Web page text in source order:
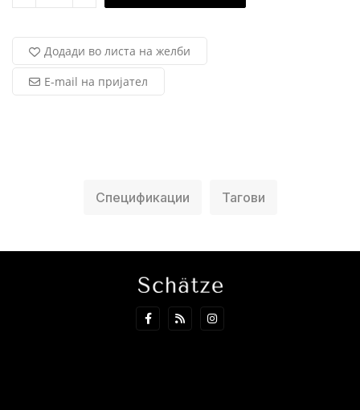
Додади во листа на желби
E-mail на пријател
Спецификации Тагови